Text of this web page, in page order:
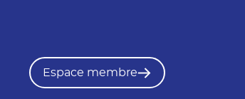
Espace membre